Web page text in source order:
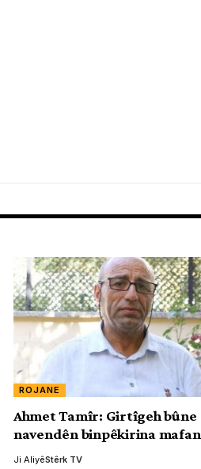
ROJANE
Ahmet Tamîr: Girtîgeh bûne
navendên binpêkirina mafan
Ji AliyêStêrk TV